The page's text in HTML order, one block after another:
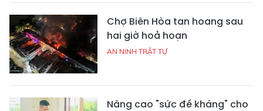
Chợ Biên Hòa tan hoang sau
hai giờ hoả hoạn
AN NINH TRẬT TỰ
Nâng cao "sức đề kháng" cho